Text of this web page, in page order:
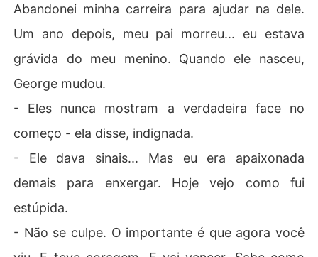
Abandonei minha carreira para ajudar na dele.
Um ano depois, meu pai morreu... eu estava
grávida do meu menino. Quando ele nasceu,
George mudou.
- Eles nunca mostram a verdadeira face no
começo - ela disse, indignada.
- Ele dava sinais... Mas eu era apaixonada
demais para enxergar. Hoje vejo como fui
estúpida.
- Não se culpe. O importante é que agora você